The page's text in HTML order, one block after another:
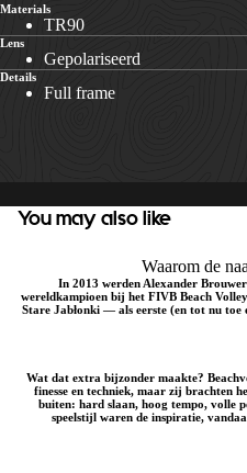
Materials
TR90
Lens
Gepolariseerd
Details
Full frame
You may also like
Waarom de
In 2013 werden Alexander
wereldkampioen bij het FIVB Beach
Stare Jabłonki — als eerste (en tot nu toe
Wat dat extra bijzonder maakte?
finesse en techniek, maar zij brachten
buiten: hard slaan, hoog tempo, volle
speelstijl waren de inspiratie,